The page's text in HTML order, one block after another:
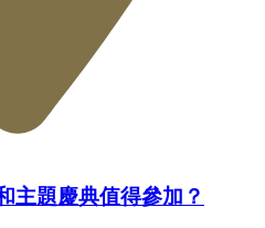
主題慶典值得參加？